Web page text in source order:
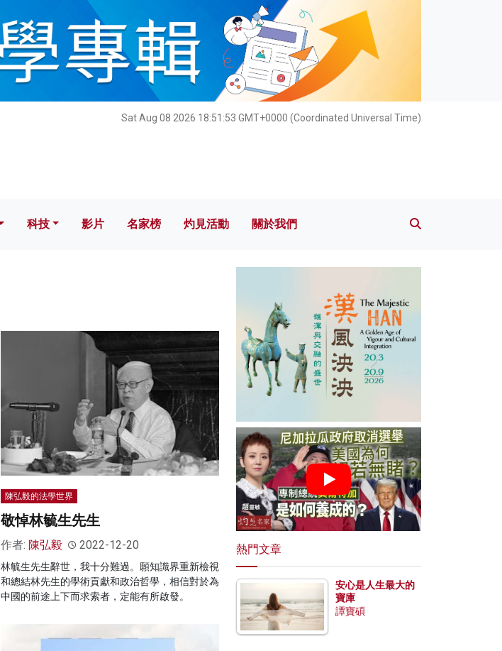
Sat Aug 08 2026 18:51:54 GMT+0000 (Coordinated Universal Time)
科技 影片 名家榜 灼見活動 關於我們
科技 影片 名家榜 灼見活動 關於我們
陳弘毅的法學世界
敬悼林毓生先生
作者: 陳弘毅 2022-12-20
林毓生先生辭世，我十分難過。願知識界重新檢視
和總結林先生的學術貢獻和政治哲學，相信對於為
中國的前途上下而求索者，定能有所啟發。
熱門文章
安心是人生最大的
寶庫
譚寶碩